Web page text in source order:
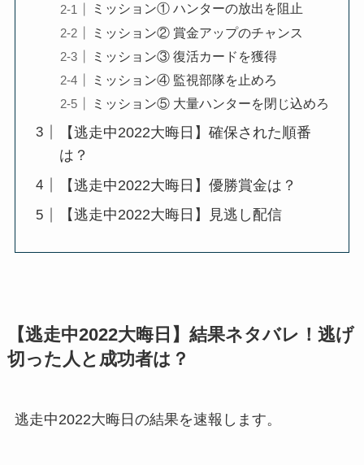
ミッション① ハンターの放出を阻止
ミッション② 賞金アップのチャンス
ミッション③ 復活カードを獲得
ミッション④ 監視部隊を止めろ
ミッション⑤ 大量ハンターを閉じ込めろ
【逃走中2022大晦日】確保された順番
は？
【逃走中2022大晦日】優勝賞金は？
【逃走中2022大晦日】見逃し配信
【逃走中2022大晦日】結果ネタバレ！逃げ
切った人と成功者は？
逃走中2022大晦日の結果を速報します。